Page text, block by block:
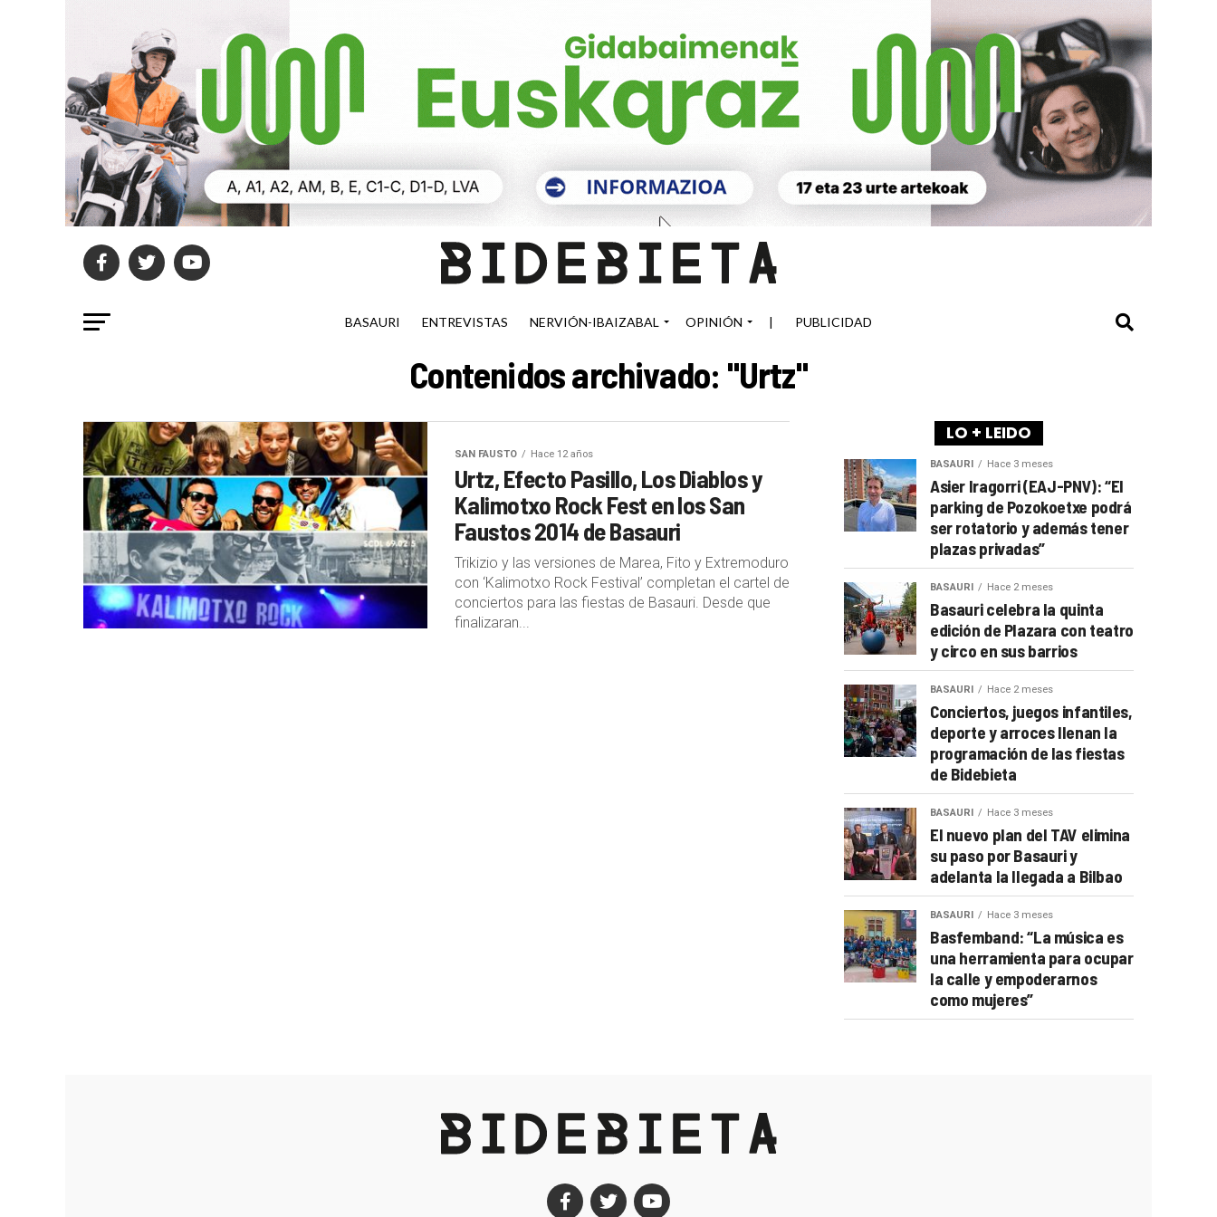
BASAURI ENTREVISTAS NERVIÓN-IBAIZABAL OPINIÓN | PUBLICIDAD
Contenidos archivado: "Urtz"
SAN FAUSTO Hace 12 años
Urtz, Efecto Pasillo, Los Diablos y
Kalimotxo Rock Fest en los San
Faustos 2014 de Basauri
Trikizio y las versiones de Marea, Fito y Extremoduro
con ‘Kalimotxo Rock Festival’ completan el cartel de
conciertos para las fiestas de Basauri. Desde que
finalizaran...
LO + LEIDO
BASAURI Hace 3 meses
Asier Iragorri (EAJ-PNV): “El
parking de Pozokoetxe podrá
ser rotatorio y además tener
plazas privadas”
BASAURI Hace 2 meses
Basauri celebra la quinta
edición de Plazara con teatro
y circo en sus barrios
BASAURI Hace 2 meses
Conciertos, juegos infantiles,
deporte y arroces llenan la
programación de las fiestas
de Bidebieta
BASAURI Hace 3 meses
El nuevo plan del TAV elimina
su paso por Basauri y
adelanta la llegada a Bilbao
BASAURI Hace 3 meses
Basfemband: “La música es
una herramienta para ocupar
la calle y empoderarnos
como mujeres”